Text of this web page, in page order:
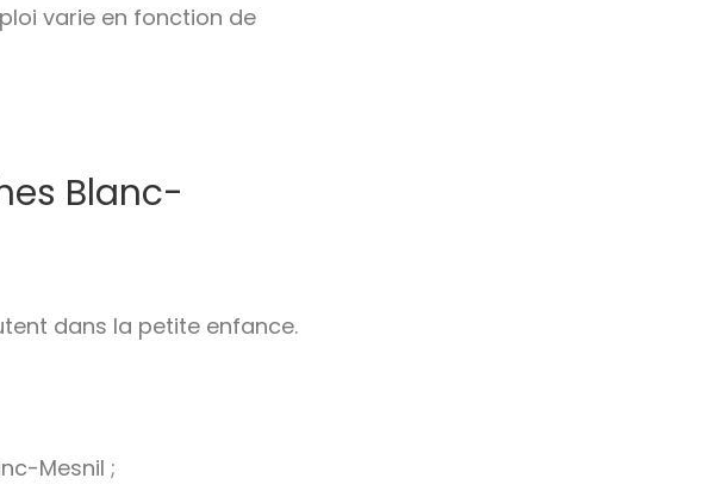
varie en fonction de
Blanc-
dans la petite enfance.
Mesnil ;